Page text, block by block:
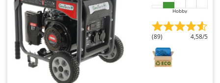
Yard Force
Zanon
Hobby
(89) 4,58/5